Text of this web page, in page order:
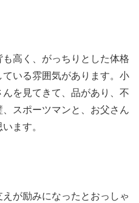
高く、がっちりとした体格
いる雰囲気があります。小
を見てきて、品があり、不
スポーツマンと、お父さん
ます。
が励みになったとおっしゃ